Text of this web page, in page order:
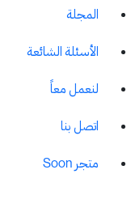
المجلة
الأسئلة الشائعة
لنعمل معاً
اتصل بنا
متجر Soon